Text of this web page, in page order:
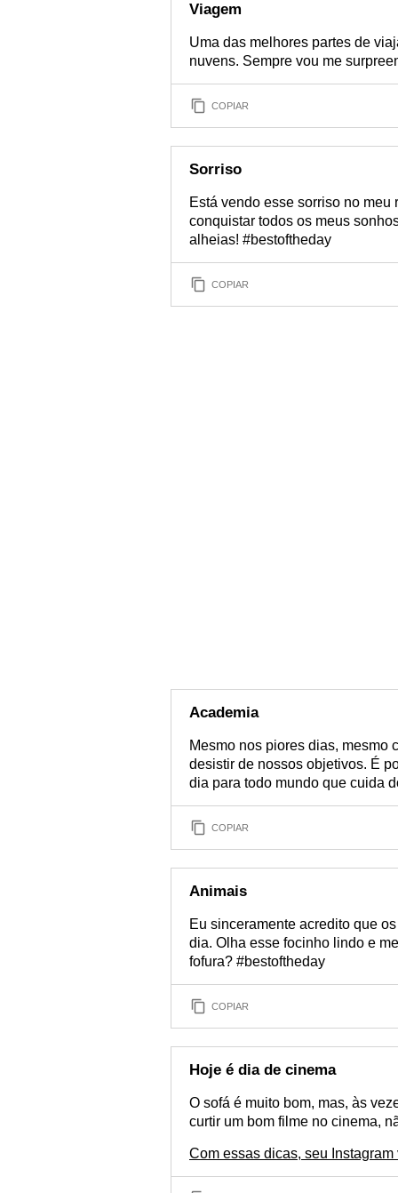
Viagem
Uma das melhores partes de
nuvens. Sempre vou me
COPIAR
Sorriso
Está vendo esse sorriso no
conquistar todos os meus
alheias! #bestoftheday
COPIAR
Academia
Mesmo nos piores dias, mesmo
desistir de nossos objetivos. É
dia para todo mundo que cuida
COPIAR
Animais
Eu sinceramente acredito que
dia. Olha esse focinho lindo e
fofura? #bestoftheday
COPIAR
Hoje é dia de cinema
O sofá é muito bom, mas, às
curtir um bom filme no cinema,
Com essas dicas, seu